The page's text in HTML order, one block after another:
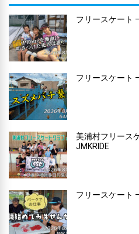
フリースケート
フリースケート
美浦村フリース
JMKRIDE
フリースケート